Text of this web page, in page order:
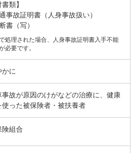
書類】
事故証明書（人身事故扱い）
書（写）
処理された場合、人身事故証明書入手不能
必要です。
に
事故が原因のけがなどの治療に、健康
使った被保険者・被扶養者
険組合